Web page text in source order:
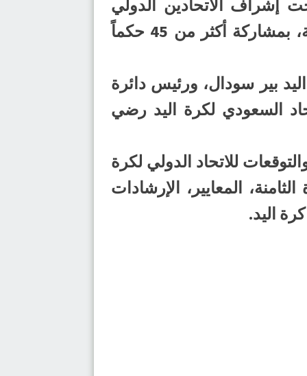
والمراقبين تحت إشراف الاتحادين الدولي
والسعودي لكرة اليد، والتي تستمر لمدة 4 أيام متتالية في المنطقة الشرقية، بمشاركة أكثر من 45 حكماً
بير سودال، ورئيس دائرة
السعودي لكرة اليد رضي
للاتحاد الدولي لكرة
الثامنة، المعايير، الإرشادات
اليد.